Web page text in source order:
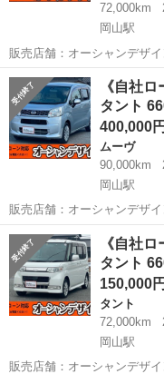
72,000km
岡山駅
販売店舗：オーシャンデザイン岡山南店 ◇ ◇
■メーカー：ダイハツ ■ 車
■ 年式(年): 2010年 ■ 走行
岡山 岡山市 岡山駅
《自社
タント
400,000円
ムーヴ
90,000km
岡山駅
販売店舗：オーシャンデザイン岡山南店 ◇ ◇
■メーカー：ダイハツ ■ 車
年式(年): 2017年 ■ 走行距
岡山 岡山市 岡山駅
《自社
タント
150,000円
タント
72,000km
岡山駅
販売店舗：オーシャンデザイン岡山南店 ◇ ◇